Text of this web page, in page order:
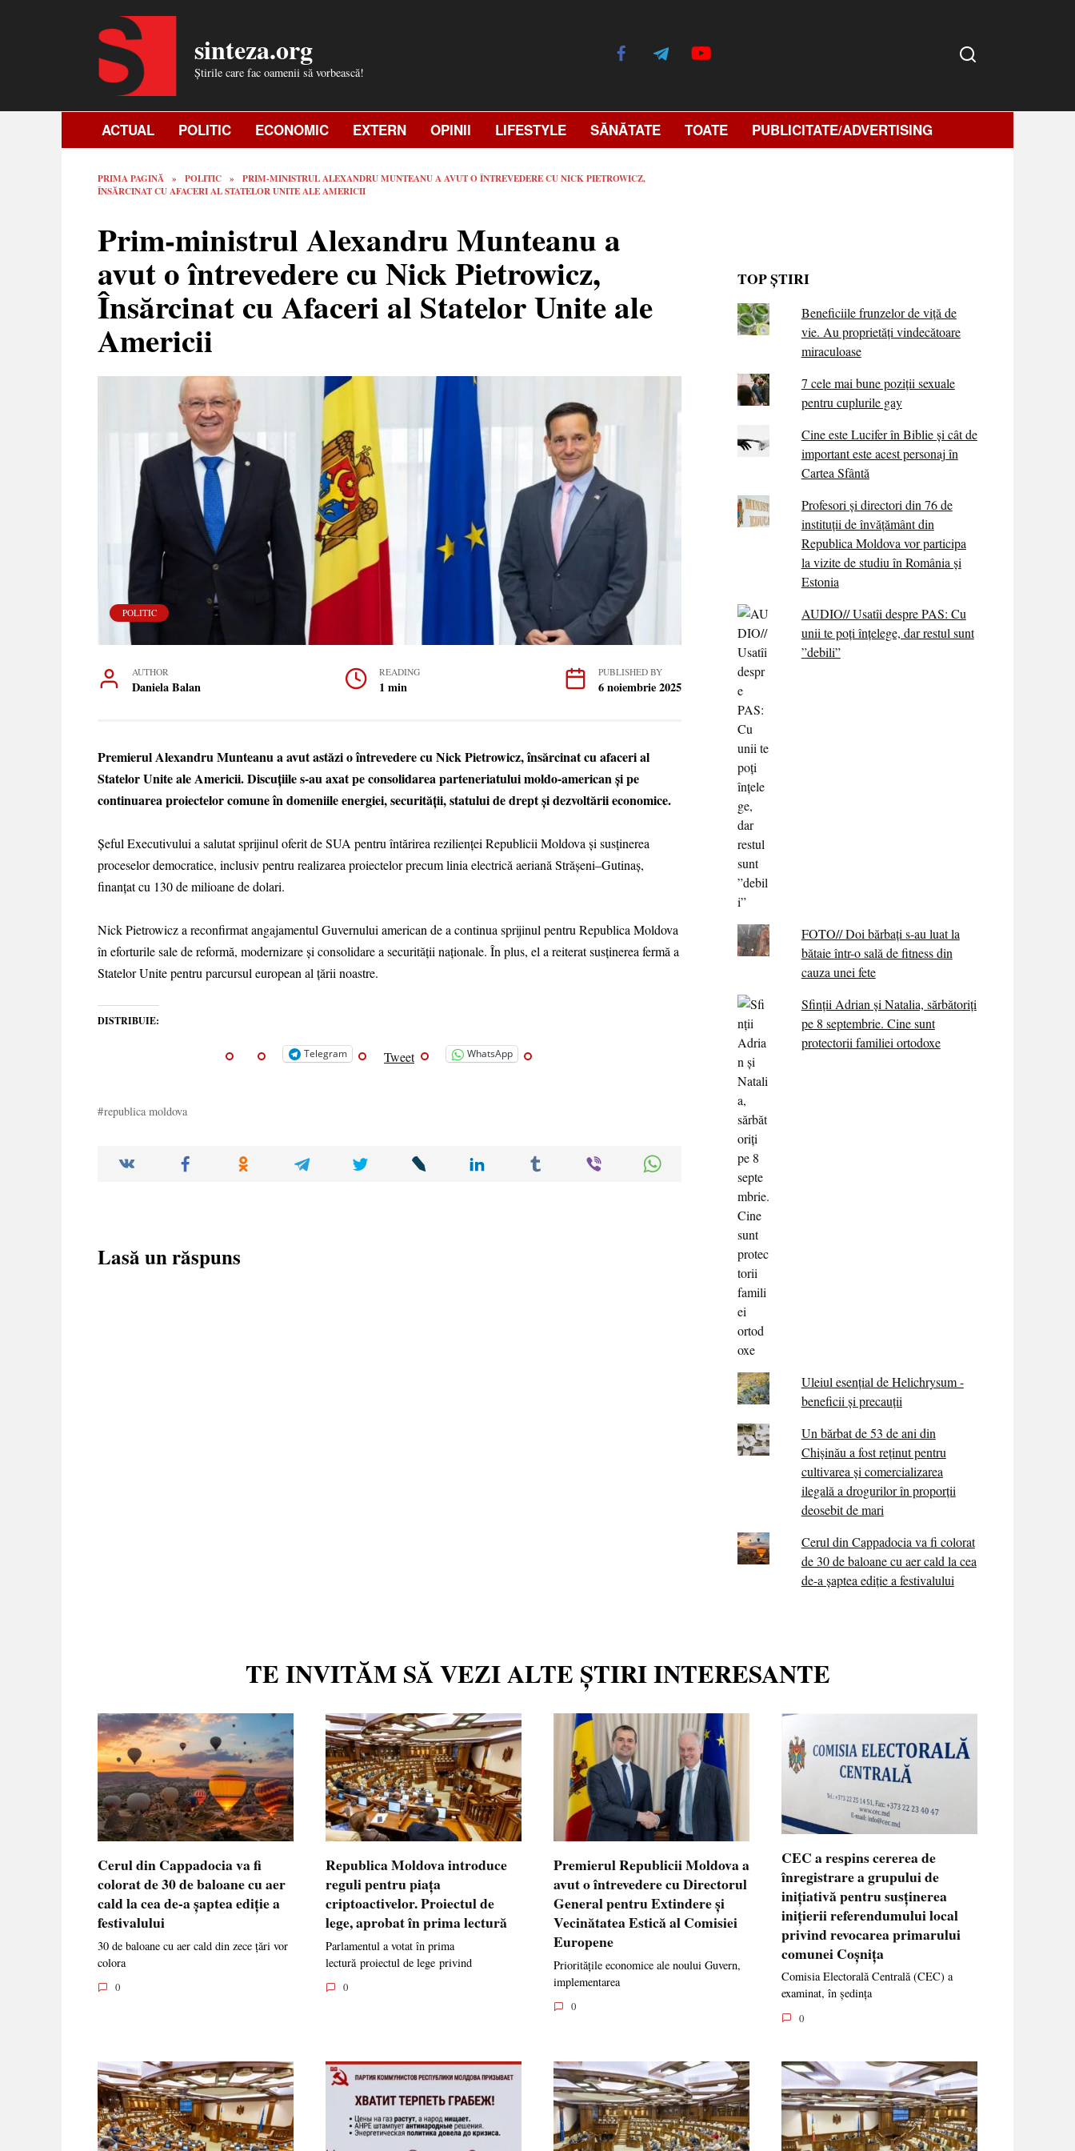
sinteza.org
Știrile care fac oamenii să vorbească!
ACTUAL POLITIC ECONOMIC EXTERN OPINII LIFESTYLE SĂNĂTATE TOATE PUBLICITATE/ADVERTISING
PRIMA PAGINĂ » POLITIC »
PRIM-MINISTRUL ALEXANDRU MUNTEANU A AVUT O ÎNTREVEDERE CU NICK PIETROWICZ,
ÎNSĂRCINAT CU AFACERI AL STATELOR UNITE ALE AMERICII
Prim-ministrul Alexandru Munteanu a
avut o întrevedere cu Nick Pietrowicz,
Însărcinat cu Afaceri al Statelor Unite ale
Americii
POLITIC
AUTHOR
Daniela Balan
READING
1 min
PUBLISHED BY
6 noiembrie 2025
Premierul Alexandru Munteanu a avut astăzi o întrevedere cu Nick Pietrowicz, însărcinat cu afaceri al
Statelor Unite ale Americii. Discuțiile s-au axat pe consolidarea parteneriatului moldo-american și pe
continuarea proiectelor comune în domeniile energiei, securității, statului de drept și dezvoltării economice.
Șeful Executivului a salutat sprijinul oferit de SUA pentru întărirea rezilienței Republicii Moldova și susținerea
proceselor democratice, inclusiv pentru realizarea proiectelor precum linia electrică aeriană Strășeni–Gutinaș,
finanțat cu 130 de milioane de dolari.
Nick Pietrowicz a reconfirmat angajamentul Guvernului american de a continua sprijinul pentru Republica Moldova
în eforturile sale de reformă, modernizare și consolidare a securității naționale. În plus, el a reiterat susținerea fermă a
Statelor Unite pentru parcursul european al țării noastre.
DISTRIBUIE:
Telegram Tweet WhatsApp
republica moldova
Lasă un răspuns
TOP ȘTIRI
Beneficiile frunzelor de viță de
vie. Au proprietăţi vindecătoare
miraculoase
7 cele mai bune poziții sexuale
pentru cuplurile gay
Cine este Lucifer în Biblie și cât de
important este acest personaj în
Cartea Sfântă
Profesori și directori din 76 de
instituții de învățământ din
Republica Moldova vor participa
la vizite de studiu în România și
Estonia
AUDIO// Usatîi despre PAS: Cu
unii te poți înțelege, dar restul sunt
”debili”
FOTO// Doi bărbați s-au luat la
bătaie într-o sală de fitness din
cauza unei fete
Sfinții Adrian și Natalia, sărbătoriți
pe 8 septembrie. Cine sunt
protectorii familiei ortodoxe
Uleiul esențial de Helichrysum -
beneficii și precauții
Un bărbat de 53 de ani din
Chișinău a fost reținut pentru
cultivarea și comercializarea
ilegală a drogurilor în proporții
deosebit de mari
Cerul din Cappadocia va fi colorat
de 30 de baloane cu aer cald la cea
de-a șaptea ediție a festivalului
TE INVITĂM SĂ VEZI ALTE ȘTIRI INTERESANTE
Cerul din Cappadocia va fi
colorat de 30 de baloane cu aer
cald la cea de-a șaptea ediție a
festivalului
30 de baloane cu aer cald din zece țări vor
colora
0
Republica Moldova introduce
reguli pentru piața
criptoactivelor. Proiectul de
lege, aprobat în prima lectură
Parlamentul a votat în prima
lectură proiectul de lege privind
0
Premierul Republicii Moldova a
avut o întrevedere cu Directorul
General pentru Extindere și
Vecinătatea Estică al Comisiei
Europene
Prioritățile economice ale noului Guvern,
implementarea
0
CEC a respins cererea de
înregistrare a grupului de
inițiativă pentru susținerea
inițierii referendumului local
privind revocarea primarului
comunei Coșnița
Comisia Electorală Centrală (CEC) a
examinat, în ședința
0